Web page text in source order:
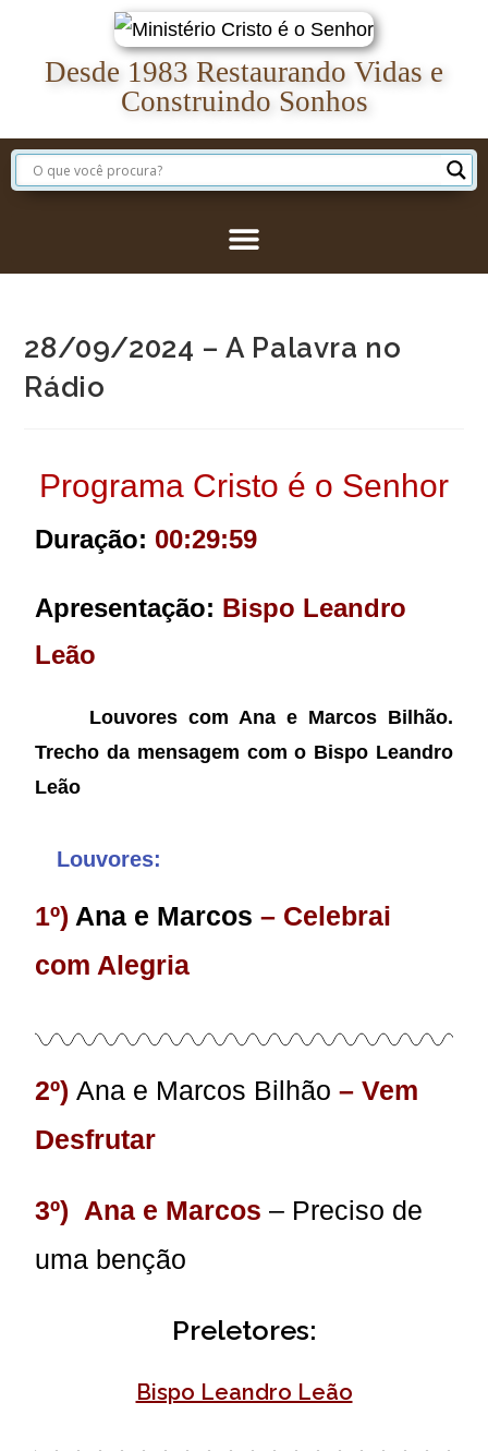
Desde 1983 Restaurando Vidas e
Construindo Sonhos
28/09/2024 – A Palavra no
Rádio
Programa Cristo é o Senhor
Duração: 00:29:59
Apresentação: Bispo Leandro
Leão
Louvores com Ana e Marcos Bilhão.
Trecho da mensagem com o Bispo Leandro
Leão
Louvores:
1º) Ana e Marcos – Celebrai
com Alegria
2º) Ana e Marcos Bilhão – Vem
Desfrutar
3º) Ana e Marcos– Preciso de
uma benção
Preletores:
Bispo Leandro Leão